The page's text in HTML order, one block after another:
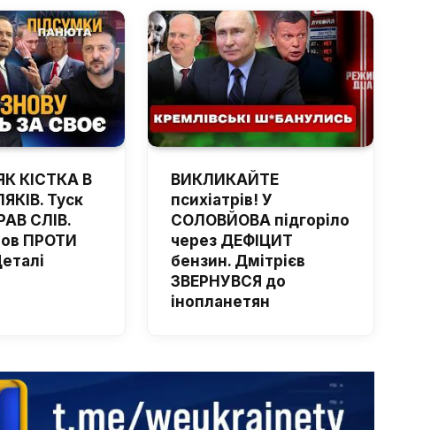
КІСТКА В
Туск
СЛІВ.
ПРОТИ
ВИКЛИКАЙТЕ
психіатрів! У
СОЛОВЙОВА підгоріло
через ДЕФІЦИТ
бензин. Дмітрієв
ЗВЕРНУВСЯ до
інопланетян